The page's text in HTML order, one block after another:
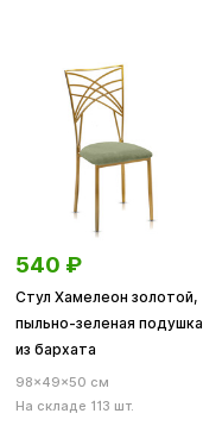
540 ₽
Стул Хамелеон золотой,
пыльно-зеленая подушка
из бархата
98×49×50 см
На складе 113 шт.